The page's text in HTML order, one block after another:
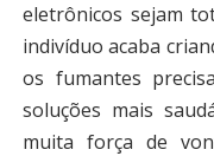
eletrônicos sejam
indivíduo acaba
os fumantes
soluções mais
muita força de